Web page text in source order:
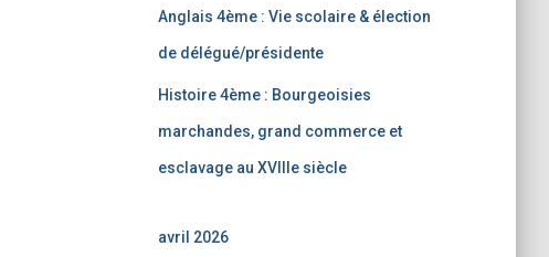
Anglais 4ème : Vie scolaire & élection
de délégué/présidente
Histoire 4ème : Bourgeoisies
marchandes, grand commerce et
esclavage au XVIIIe siècle
avril 2026